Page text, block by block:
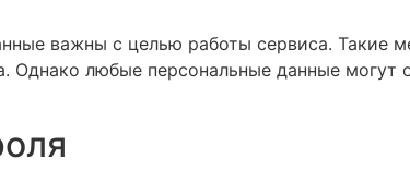
важны с целью работы сервиса. Такие
любые персональные данные могут